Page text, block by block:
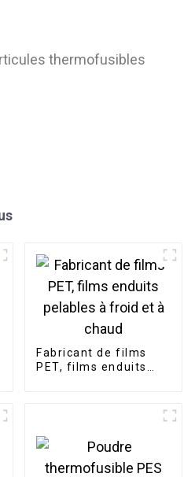
Fabricant de films
PET, films enduits